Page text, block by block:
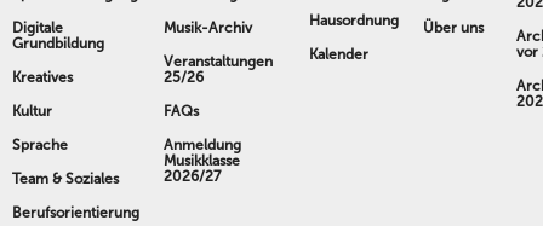
Digitale
Grundbildung
Kreatives
Kultur
Sprache
Team & Soziales
Berufsorientierung
Musik-Archiv
Veranstaltungen
25/26
FAQs
Anmeldung
Musikklasse
2026/27
Hausordnung
Kalender
Über uns
vor